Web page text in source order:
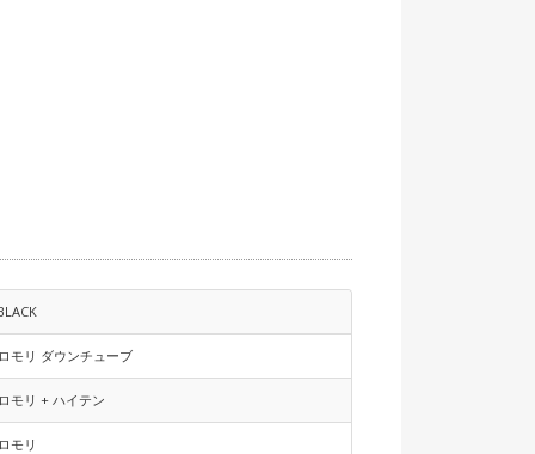
モリ ダウンチューブ
モリ + ハイテン
モリ